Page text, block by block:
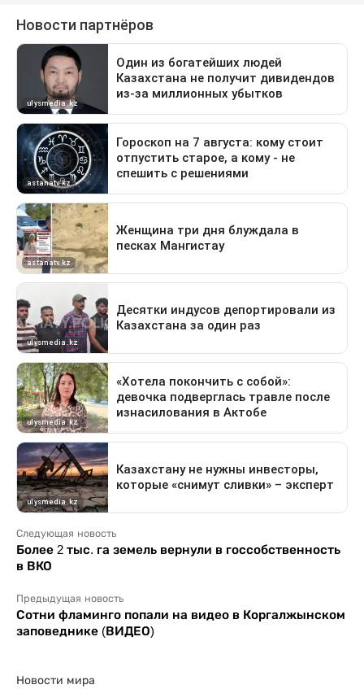
Следующая новость
Более 2 тыс. га земель вернули в госсобственность
в ВКО
Предыдущая новость
Сотни фламинго попали на видео в Коргалжынском
заповеднике (ВИДЕО)
Новости мира